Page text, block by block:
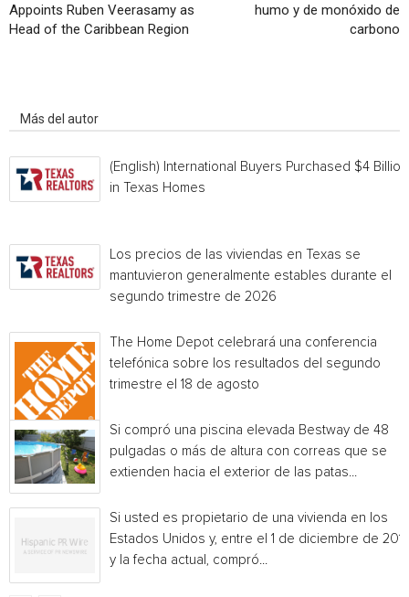
Appoints Ruben Veerasamy as
Head of the Caribbean Region
humo y de monóxido de
carbono
Más del autor
(English) International Buyers Purchased $4 Billion
in Texas Homes
Los precios de las viviendas en Texas se
mantuvieron generalmente estables durante el
segundo trimestre de 2026
The Home Depot celebrará una conferencia
telefónica sobre los resultados del segundo
trimestre el 18 de agosto
Si compró una piscina elevada Bestway de 48
pulgadas o más de altura con correas que se
extienden hacia el exterior de las patas...
Si usted es propietario de una vivienda en los
Estados Unidos y, entre el 1 de diciembre de
y la fecha actual, compró...